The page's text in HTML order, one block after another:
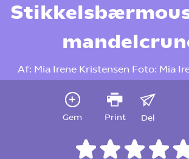
Af: Mia Irene Kristensen Foto: Mia
Gem Print Del